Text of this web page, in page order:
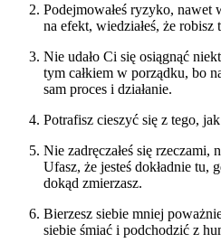
Podejmowałeś ryzyko,
na efekt, wiedziałeś, że
Nie udało Ci się osiągnąć
tym całkiem w porządku, bo
sam proces i działanie.
Potrafisz cieszyć się z tego,
Nie zadręczałeś się rzeczami,
Ufasz, że jesteś dokładnie tu,
dokąd zmierzasz.
Bierzesz siebie mniej
siebie śmiać i podchodzić z